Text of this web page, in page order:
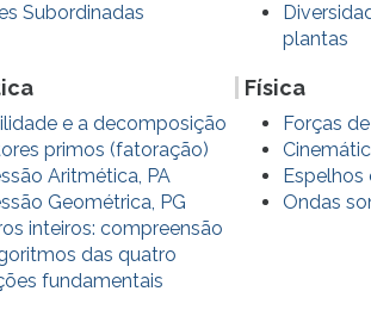
Subordinadas
plantas
Física
e a decomposição
primos (fatoração)
Aritmética, PA
Geométrica, PG
inteiros: compreensão
das quatro
fundamentais
Forças
Espelhos
Ondas